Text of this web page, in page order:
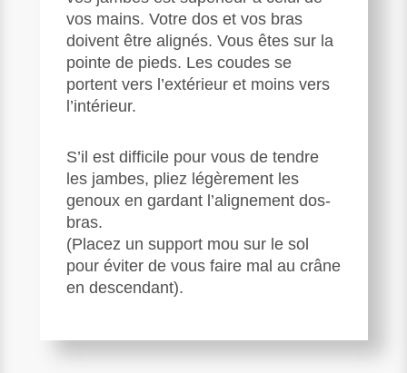
vos mains. Votre dos et vos bras
doivent être alignés. Vous êtes sur la
pointe de pieds. Les coudes se
portent vers l’extérieur et moins vers
l’intérieur.
S’il est difficile pour vous de tendre
les jambes, pliez légèrement les
genoux en gardant l’alignement dos-
bras.
(Placez un support mou sur le sol
pour éviter de vous faire mal au crâne
en descendant).